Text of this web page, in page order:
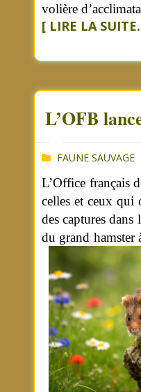
volière
[ LIRE LA
L’OFB
FAUNE SAUVAGE
L’Office français
celles et ceux qui
des captures
du grand hamster